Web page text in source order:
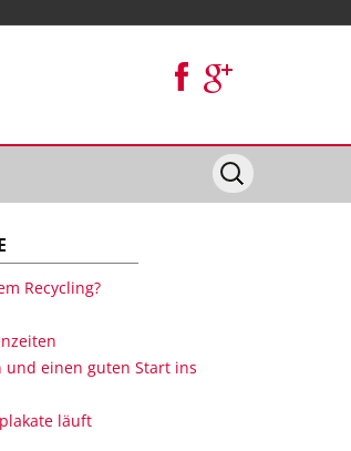
Recycling?
und einen guten Start ins
läuft